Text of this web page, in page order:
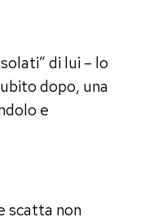
di lui – lo
dopo, una
e
scatta non